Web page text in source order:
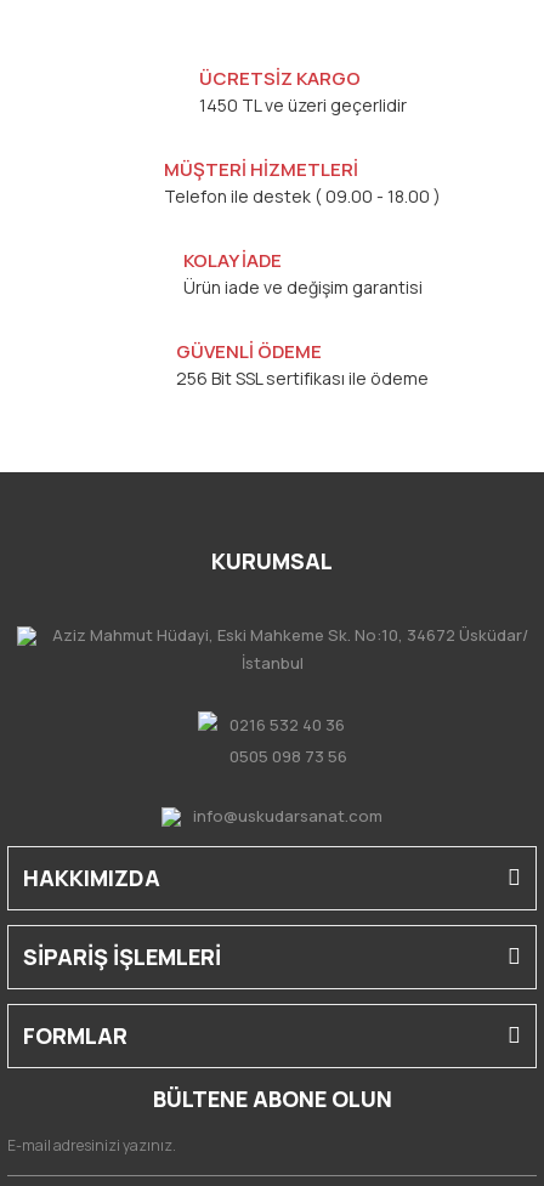
ÜCRETSİZ KARGO
1450 TL ve üzeri geçerlidir
MÜŞTERİ HİZMETLERİ
Telefon ile destek ( 09.00 - 18.00 )
KOLAY İADE
Ürün iade ve değişim garantisi
GÜVENLİ ÖDEME
256 Bit SSL sertifikası ile ödeme
KURUMSAL
Aziz Mahmut Hüdayi, Eski Mahkeme Sk. No:10, 34672 Üsküdar/
İstanbul
0216 532 40 36
0505 098 73 56
info@uskudarsanat.com
HAKKIMIZDA
SİPARİŞ İŞLEMLERİ
FORMLAR
BÜLTENE ABONE OLUN